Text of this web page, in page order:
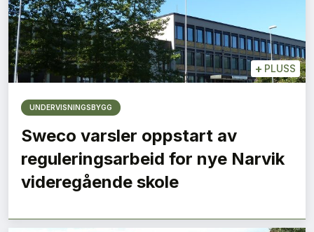
+ PLUSS
UNDERVISNINGSBYGG
Sweco varsler oppstart av
reguleringsarbeid for nye Narvik
videregående skole